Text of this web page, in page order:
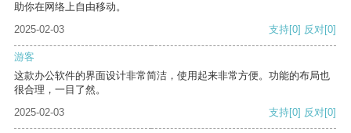
助你在网络上自由移动。
2025-02-03
支持[0] 反对[0]
游客
这款办公软件的界面设计非常简洁，使用起来非常方便。功能的布局也
很合理，一目了然。
2025-02-03
支持[0] 反对[0]